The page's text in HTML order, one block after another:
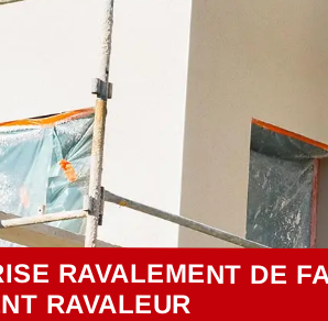
RAVALEMENT DE
RAVALEUR